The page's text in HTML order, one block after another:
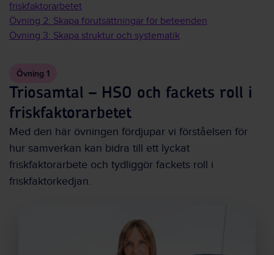
friskfaktorarbetet
Övning 2: Skapa förutsättningar för beteenden
Övning 3: Skapa struktur och systematik
Övning 1
Triosamtal – HSO och fackets roll i
friskfaktorarbetet
Med den här övningen fördjupar vi förståelsen för
hur samverkan kan bidra till ett lyckat
friskfaktorarbete och tydliggör fackets roll i
friskfaktorkedjan.